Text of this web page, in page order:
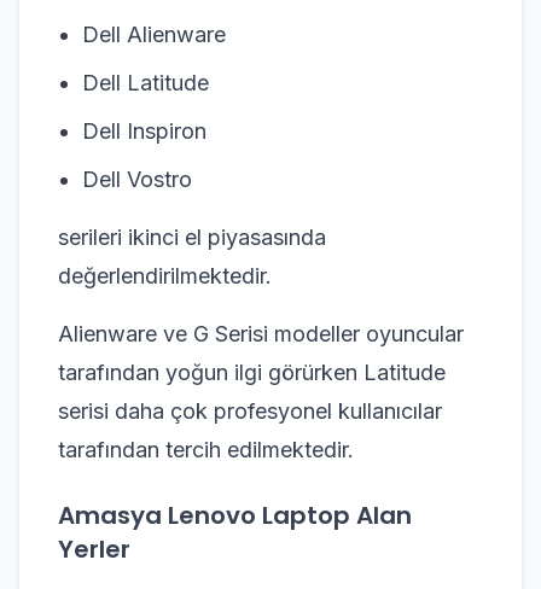
Dell Alienware
Dell Latitude
Dell Inspiron
Dell Vostro
serileri ikinci el piyasasında
değerlendirilmektedir.
Alienware ve G Serisi modeller oyuncular
tarafından yoğun ilgi görürken Latitude
serisi daha çok profesyonel kullanıcılar
tarafından tercih edilmektedir.
Amasya Lenovo Laptop Alan
Yerler